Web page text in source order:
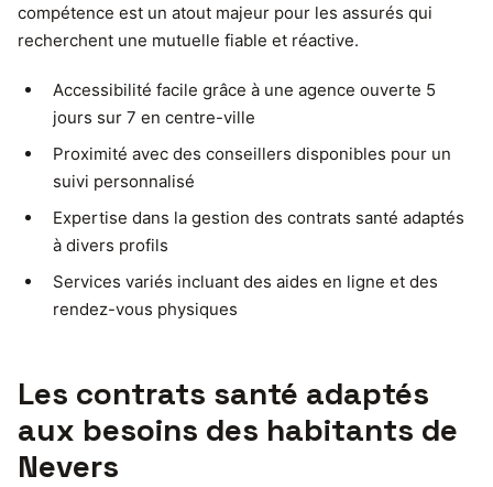
compétence est un atout majeur pour les assurés qui
recherchent une mutuelle fiable et réactive.
Accessibilité facile grâce à une agence ouverte 5
jours sur 7 en centre-ville
Proximité avec des conseillers disponibles pour un
suivi personnalisé
Expertise dans la gestion des contrats santé adaptés
à divers profils
Services variés incluant des aides en ligne et des
rendez-vous physiques
Les contrats santé adaptés
aux besoins des habitants de
Nevers